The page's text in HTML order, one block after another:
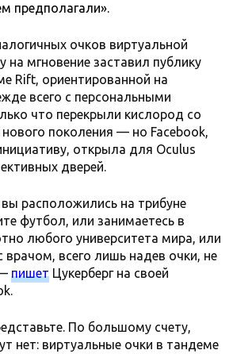
предполагали».
очков виртуальной
на мгновение заставил публику
Rift, ориентированной на
всего с персональными
что перекрыли кислород со
поколения — но Facebook,
открыла для Oculus
дверей.
расположились на трибуне
футбол, или занимаетесь в
любого университета мира, или
врачом, всего лишь надев очки, не
пишет Цукерберг на своей
По большому счету,
нет: виртуальные очки в тандеме